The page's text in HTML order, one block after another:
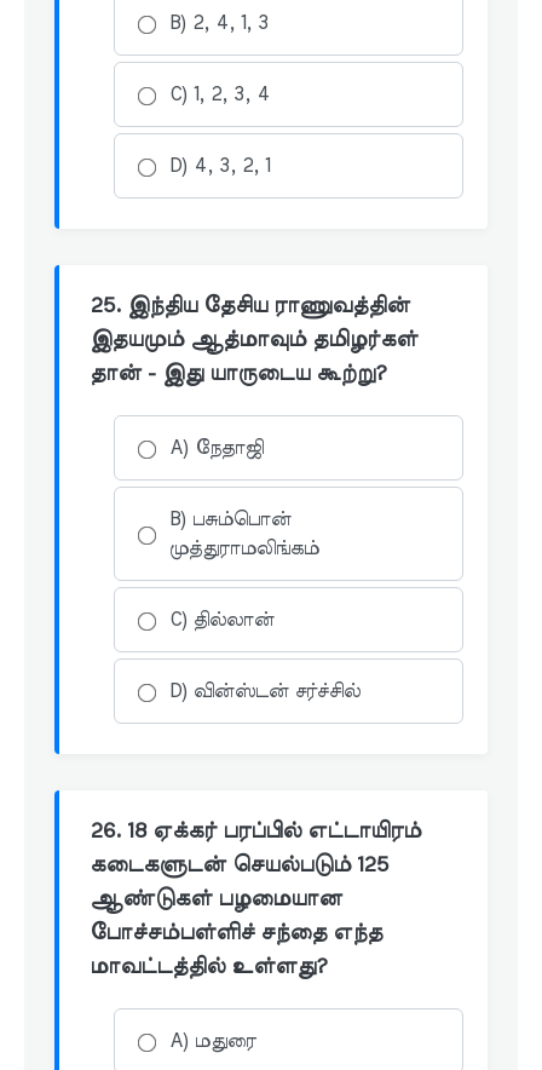
B) 2, 4, 1, 3
C) 1, 2, 3, 4
D) 4, 3, 2, 1
25. இந்திய தேசிய ராணுவத்தின்
இதயமும் ஆத்மாவும் தமிழர்கள்
தான் - இது யாருடைய கூற்று?
A) நேதாஜி
B) பசும்பொன்
முத்துராமலிங்கம்
C) தில்லான்
D) வின்ஸ்டன் சர்ச்சில்
26. 18 ஏக்கர் பரப்பில் எட்டாயிரம்
கடைகளுடன் செயல்படும் 125
ஆண்டுகள் பழமையான
போச்சம்பள்ளிச் சந்தை எந்த
மாவட்டத்தில் உள்ளது?
A) மதுரை